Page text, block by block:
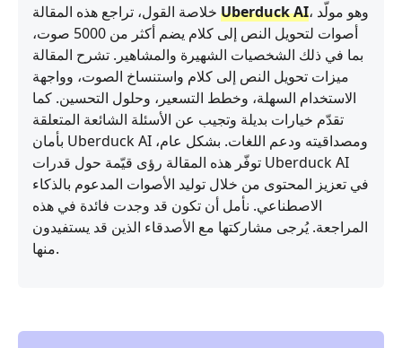
Uberduck AI، وهو مولّد
أصوات لتحويل النص إلى كلام يضم أكثر من 5000 صوت،
بما في ذلك الشخصيات الشهيرة والمشاهير. تشرح المقالة
ميزات تحويل النص إلى كلام واستنساخ الصوت، وواجهة
الاستخدام السهلة، وخطط التسعير، وحلول التحسين. كما
تقدّم خيارات بديلة وتجيب عن الأسئلة الشائعة المتعلقة
بأمان Uberduck AI ومصداقيته ودعم اللغات. بشكل عام،
توفّر هذه المقالة رؤى قيّمة حول قدرات Uberduck AI
في تعزيز المحتوى من خلال توليد الأصوات المدعوم بالذكاء
الاصطناعي. نأمل أن تكون قد وجدت فائدة في هذه
المراجعة. يُرجى مشاركتها مع الأصدقاء الذين قد يستفيدون
منها.